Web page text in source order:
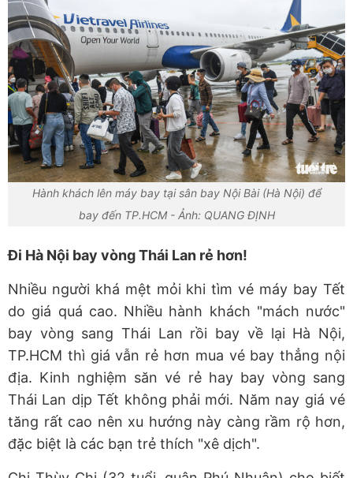
Hành khách lên máy bay tại sân bay Nội Bài (Hà Nội) để
bay đến TP.HCM - Ảnh: QUANG ĐỊNH
Đi Hà Nội bay vòng Thái Lan rẻ hơn!
Nhiều người khá mệt mỏi khi tìm vé máy bay Tết
do giá quá cao. Nhiều hành khách "mách nước"
bay vòng sang Thái Lan rồi bay về lại Hà Nội,
TP.HCM thì giá vẫn rẻ hơn mua vé bay thẳng nội
địa. Kinh nghiệm săn vé rẻ hay bay vòng sang
Thái Lan dịp Tết không phải mới. Năm nay giá vé
tăng rất cao nên xu hướng này càng rầm rộ hơn,
đặc biệt là các bạn trẻ thích "xê dịch".